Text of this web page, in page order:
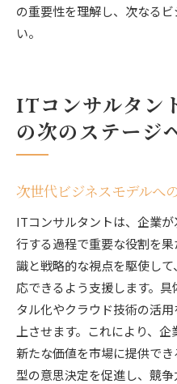
の重要性を理解し、次なる
い。
ITコンサルタン
の次のステージ
次世代ビジネスモデルへ
ITコンサルタントは、企業
行する過程で重要な役割を
識と戦略的な視点を駆使し
応できるよう支援します。
タル化やクラウド技術の活
上させます。これにより、
新たな価値を市場に提供で
型の意思決定を促進し、競